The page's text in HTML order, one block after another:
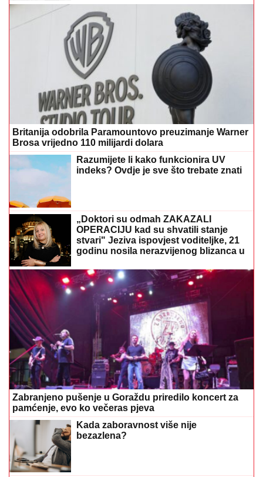
Britanija odobrila Paramountovo preuzimanje Warner
Brosa vrijedno 110 milijardi dolara
Razumijete li kako funkcionira UV
indeks? Ovdje je sve što trebate znati
„Doktori su odmah ZAKAZALI
OPERACIJU kad su shvatili stanje
stvari" Jeziva ispovjest voditeljke, 21
godinu nosila nerazvijenog blizanca u
Zabranjeno pušenje u Goraždu priredilo koncert za
pamćenje, evo ko večeras pjeva
Kada zaboravnost više nije
bezazlena?